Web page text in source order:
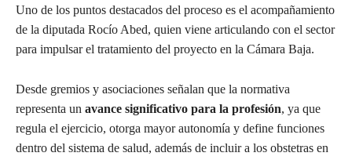
Uno de los puntos destacados del proceso es el acompañamiento
de la diputada Rocío Abed, quien viene articulando con el sector
para impulsar el tratamiento del proyecto en la Cámara Baja.
Desde gremios y asociaciones señalan que la normativa
representa un avance significativo para la profesión, ya que
regula el ejercicio, otorga mayor autonomía y define funciones
dentro del sistema de salud, además de incluir a los obstetras en